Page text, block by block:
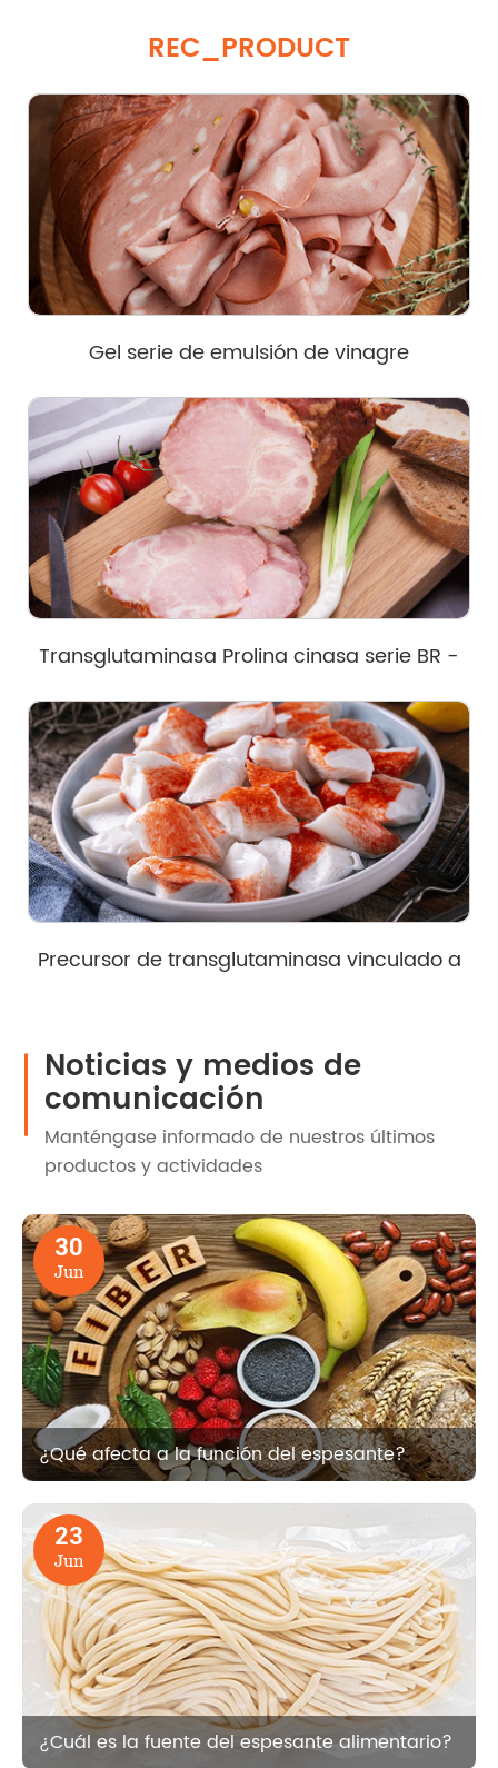
REC_PRODUCT
Gel serie de emulsión de vinagre
Transglutaminasa Prolina cinasa serie BR -
Precursor de transglutaminasa vinculado a
Noticias y medios de
comunicación
Manténgase informado de nuestros últimos
productos y actividades
30
Jun
¿Qué afecta a la función del espesante?
23
Jun
¿Cuál es la fuente del espesante alimentario?